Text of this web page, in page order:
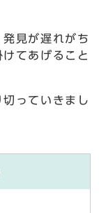
見が遅れがち
てあげること
っていきまし